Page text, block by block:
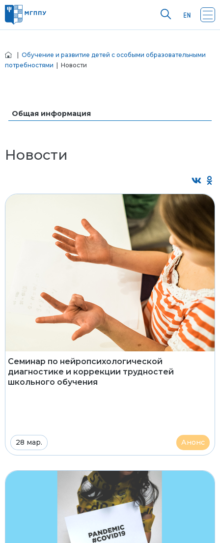
Обучение и развитие детей с особыми образовательными
потребностями | Новости
Общая информация
Новости
Семинар по нейропсихологической
диагностике и коррекции трудностей
школьного обучения
28 мар. Анонс